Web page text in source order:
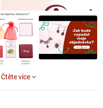
Čtěte více